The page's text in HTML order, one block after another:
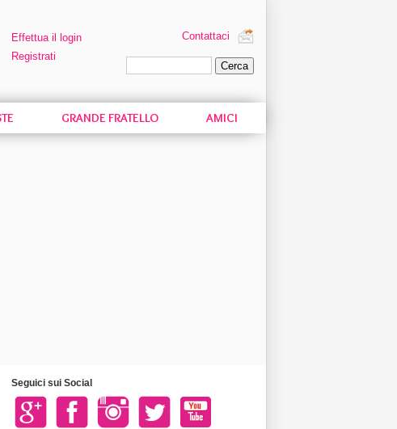
Effettua il login
Registrati
Contattaci
GRANDE FRATELLO AMICI
Seguici sui Social